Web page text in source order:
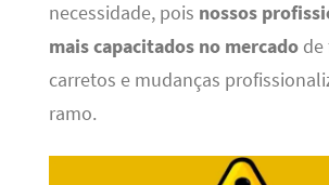
necessidade, pois nossos
mais capacitados no mercadode
carretos e mudanças
ramo.